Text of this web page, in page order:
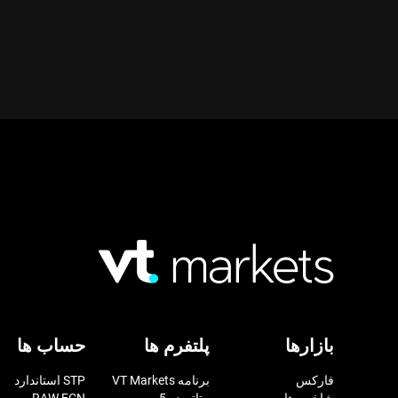
بازارها
فارکس
پلتفرم ها
برنامه VT Markets
حساب ها
STP استاندارد